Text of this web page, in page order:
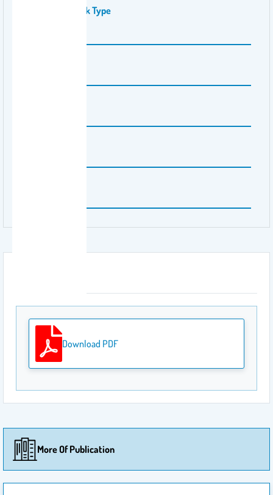
Publication Work Type
Download PDF
More Of Publication